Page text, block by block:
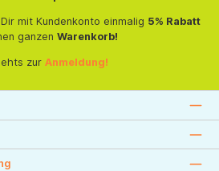
mit Kundenkonto einmalig 5% Rabatt
ganzen Warenkorb!
zur Anmeldung!